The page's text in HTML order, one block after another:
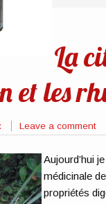
La
et les
Leave a comment
Aujourd’hui
médicinale
propriétés